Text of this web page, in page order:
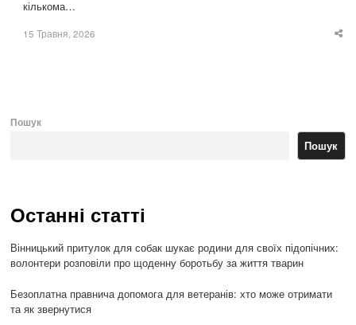
кількома…
15 Травня, 2026
Пошук
Пошук
Останні статті
Вінницький притулок для собак шукає родини для своїх підопічних:
волонтери розповіли про щоденну боротьбу за життя тварин
Безоплатна правнича допомога для ветеранів: хто може отримати
та як звернутися